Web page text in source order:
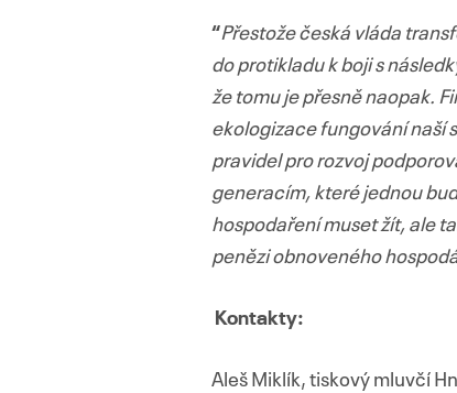
“Přestože česká vláda
do protikladu k boji s
že tomu je přesně naopak.
ekologizace fungování naší
pravidel pro rozvoj
generacím, které jednou
hospodaření muset žít, ale
penězi obnoveného
Kontakty:
Aleš Miklík, tiskový mluvčí